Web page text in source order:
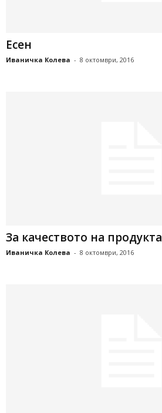
Есен
Иваничка Колева - 8 октомври, 2016
За качеството на продукта
Иваничка Колева - 8 октомври, 2016